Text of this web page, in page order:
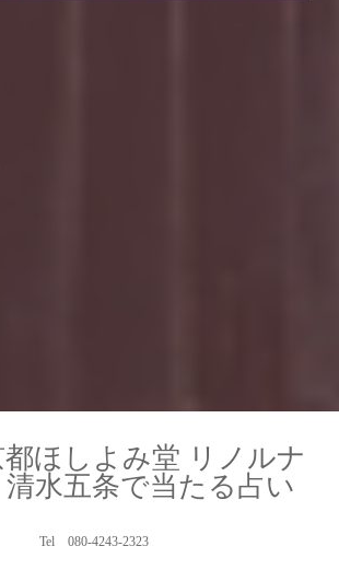
ほしよみ堂 リノルナ
清水五条で当たる占い
Tel 080-4243-2323